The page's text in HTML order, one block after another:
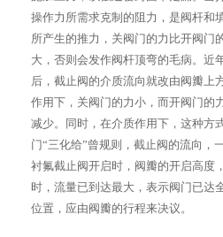
操作力所需求克制的阻力，是阀杆和
所产生的推力，关阀门的力比开阀门
大，否则会发作阀杆顶弯的毛病。近
后，截止阀的介质流向就改由阀瓣上
作用下，关阀门的力小，而开阀门的
减少。同时，在介质作用下，这种方
门“三化给”曾规则，截止阀的流向，
衬氟截止阀开启时，阀瓣的开启高度
时，流量已到达最大，表示阀门已达
位置，应由阀瓣的行程来决议。